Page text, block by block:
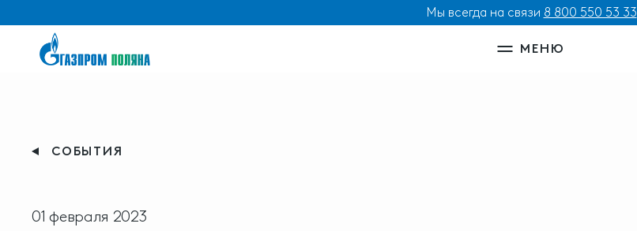
Мы всегда на связи 8 800 550 53 33
МЕНЮ
СОБЫТИЯ
01 февраля 2023